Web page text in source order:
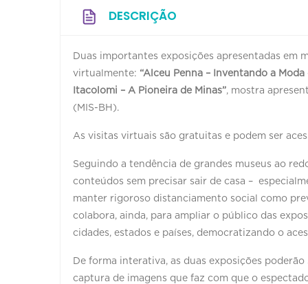
DESCRIÇÃO
Duas importantes exposições apresentadas em
virtualmente: “Alceu Penna – Inventando a Moda
Itacolomi – A Pioneira de Minas”, mostra
(MIS-BH).
As visitas virtuais são gratuitas e podem ser
Seguindo a tendência de grandes museus ao
conteúdos sem precisar sair de casa –
manter rigoroso distanciamento social como
colabora, ainda, para ampliar o público das
cidades, estados e países, democratizando o
De forma interativa, as duas exposições
captura de imagens que faz com que o